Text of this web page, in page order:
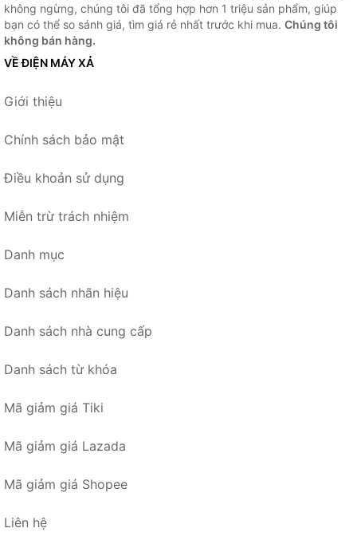
không ngừng, chúng tôi đã tổng hợp hơn 1 triệu sản phẩm, giúp
bạn có thể so sánh giá, tìm giá rẻ nhất trước khi mua. Chúng tôi
không bán hàng.
VỀ ĐIỆN MÁY XẢ
Giới thiệu
Chính sách bảo mật
Điều khoản sử dụng
Miễn trừ trách nhiệm
Danh mục
Danh sách nhãn hiệu
Danh sách nhà cung cấp
Danh sách từ khóa
Mã giảm giá Tiki
Mã giảm giá Lazada
Mã giảm giá Shopee
Liên hệ